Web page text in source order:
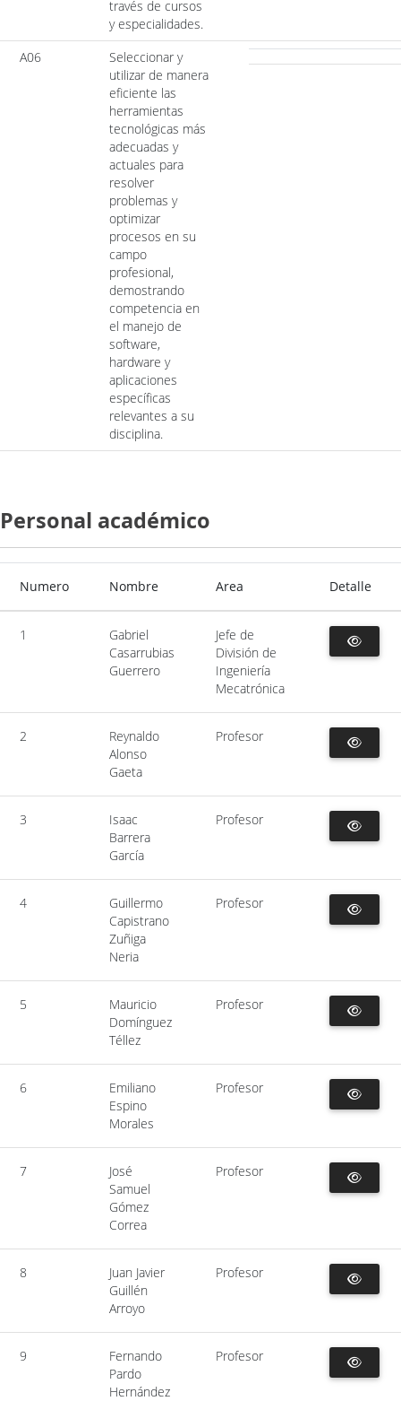
través de cursos
y especialidades.
A06
Seleccionar y
utilizar de manera
eficiente las
herramientas
tecnológicas más
adecuadas y
actuales para
resolver
problemas y
optimizar
procesos en su
campo
profesional,
demostrando
competencia en
el manejo de
software,
hardware y
aplicaciones
específicas
relevantes a su
disciplina.
Personal académico
Numero Nombre Area Detalle
1
Gabriel
Casarrubias
Guerrero
Jefe de
División de
Ingeniería
Mecatrónica
2
Reynaldo
Alonso
Gaeta
Profesor
3
Isaac
Barrera
García
Profesor
4
Guillermo
Capistrano
Zuñiga
Neria
Profesor
5
Mauricio
Domínguez
Téllez
Profesor
6
Emiliano
Espino
Morales
Profesor
7
José
Samuel
Gómez
Correa
Profesor
8
Juan Javier
Guillén
Arroyo
Profesor
9
Fernando
Pardo
Hernández
Profesor